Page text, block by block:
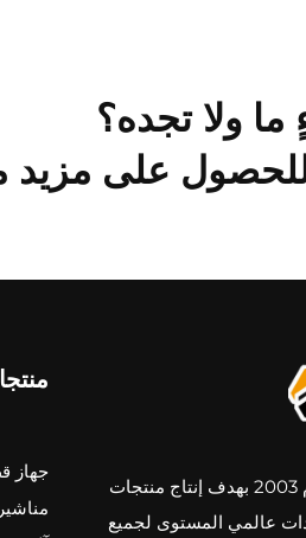
ولا تجده؟
على مزيد
تم تأسيس شركة كيسن ميكنري في عام 2003 بهدف إنتاج منتجات
عالمي المستوى لجميع
جهاز